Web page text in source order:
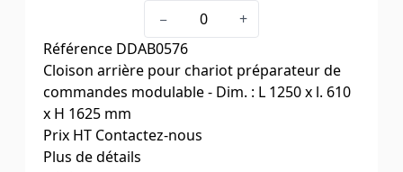
Dim. ext. L x l. x H (mm)1491 x 690 x 1825
Dim. utiles L x l. (mm)
−
+
Référence DDAB0576
Cloison arrière pour chariot préparateur de
commandes modulable - Dim. : L 1250 x l. 610
x H 1625 mm
Prix HT Contactez-nous
Plus de détails